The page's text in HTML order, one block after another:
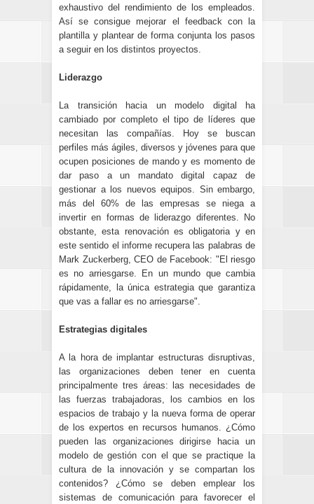
exhaustivo del rendimiento de los empleados.
Así se consigue mejorar el feedback con la
plantilla y plantear de forma conjunta los pasos
a seguir en los distintos proyectos.
Liderazgo
La transición hacia un modelo digital ha
cambiado por completo el tipo de líderes que
necesitan las compañías. Hoy se buscan
perfiles más ágiles, diversos y jóvenes para que
ocupen posiciones de mando y es momento de
dar paso a un mandato digital capaz de
gestionar a los nuevos equipos. Sin embargo,
más del 60% de las empresas se niega a
invertir en formas de liderazgo diferentes. No
obstante, esta renovación es obligatoria y en
este sentido el informe recupera las palabras de
Mark Zuckerberg, CEO de Facebook: "El riesgo
es no arriesgarse. En un mundo que cambia
rápidamente, la única estrategia que garantiza
que vas a fallar es no arriesgarse".
Estrategias digitales
A la hora de implantar estructuras disruptivas,
las organizaciones deben tener en cuenta
principalmente tres áreas: las necesidades de
las fuerzas trabajadoras, los cambios en los
espacios de trabajo y la nueva forma de operar
de los expertos en recursos humanos. ¿Cómo
pueden las organizaciones dirigirse hacia un
modelo de gestión con el que se practique la
cultura de la innovación y se compartan los
contenidos? ¿Cómo se deben emplear los
sistemas de comunicación para favorecer el